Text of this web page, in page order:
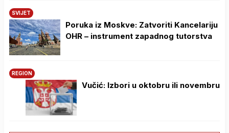
SVIJET
Poruka iz Moskve: Zatvoriti Kancelariju
OHR – instrument zapadnog tutorstva
REGION
Vučić: Izbori u oktobru ili novembru